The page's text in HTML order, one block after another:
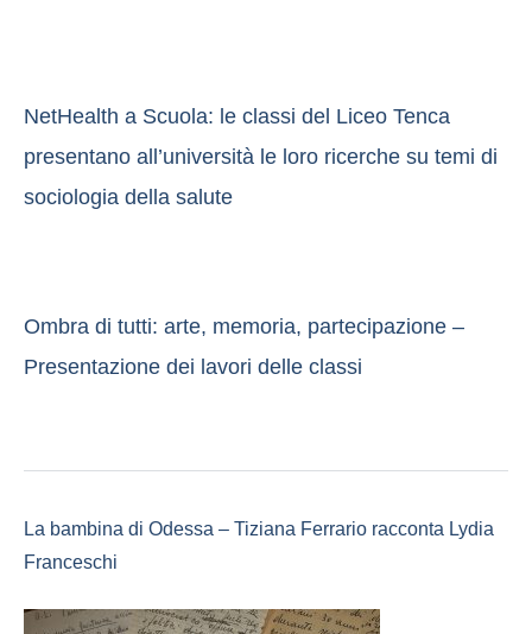
NetHealth a Scuola: le classi del Liceo Tenca
presentano all’università le loro ricerche su temi di
sociologia della salute
Ombra di tutti: arte, memoria, partecipazione –
Presentazione dei lavori delle classi
La bambina di Odessa – Tiziana Ferrario racconta Lydia
Franceschi